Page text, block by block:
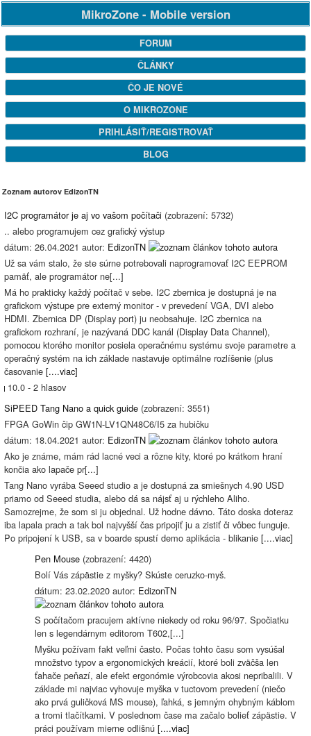
MikroZone - Mobile version
FORUM
ČLÁNKY
ČO JE NOVÉ
O MIKROZONE
PRIHLÁSIŤ/REGISTROVAŤ
BLOG
Zoznam autorov EdizonTN
I2C programátor je aj vo vašom počítači (zobrazení: 5732)
.. alebo programujem cez grafický výstup
dátum: 26.04.2021 autor: EdizonTN
Už sa vám stalo, že ste súrne potrebovali naprogramovať I2C EEPROM
pamäť, ale programátor ne[...]
Má ho prakticky každý počítač v sebe. I2C zbernica je dostupná je na
grafickom výstupe pre externý monitor - v prevedení VGA, DVI alebo
HDMI. Zbernica DP (Display port) ju neobsahuje. I2C zbernica na
grafickom rozhraní, je nazývaná DDC kanál (Display Data Channel),
pomocou ktorého monitor posiela operačnému systému svoje parametre a
operačný systém na ich základe nastavuje optimálne rozlíšenie (plus
časovanie [....viac]
10.0 - 2 hlasov
SiPEED Tang Nano a quick guide (zobrazení: 3551)
FPGA GoWin čip GW1N-LV1QN48C6/I5 za hubičku
dátum: 18.04.2021 autor: EdizonTN
Ako je známe, mám rád lacné veci a rôzne kity, ktoré po krátkom hraní
končia ako lapače pr[...]
Tang Nano vyrába Seeed studio a je dostupná za smiešnych 4.90 USD
priamo od Seeed studia, alebo dá sa nájsť aj u rýchleho Aliho.
Samozrejme, že som si ju objednal. Už hodne dávno. Táto doska doteraz
iba lapala prach a tak bol najvyšší čas pripojiť ju a zistiť či vôbec funguje.
Po pripojení k USB, sa v boarde spustí demo aplikácia - blikanie [....viac]
Pen Mouse (zobrazení: 4420)
Bolí Vás zápästie z myšky? Skúste ceruzko-myš.
dátum: 23.02.2020 autor: EdizonTN
S počítačom pracujem aktívne niekedy od roku 96/97. Spočiatku
len s legendárnym editorom T602,[...]
Myšku požívam fakt veľmi často. Počas tohto času som vysúšal
množstvo typov a ergonomických kreácií, ktoré boli zväčša len
ťahače peňazí, ale efekt ergonómie výrobcovia akosi nepribalili. V
základe mi najviac vyhovuje myška v tuctovom prevedení (niečo
ako prvá guličková MS mouse), ľahká, s jemným ohybným káblom
a tromi tlačítkami. V poslednom čase ma začalo bolieť zápästie. V
práci používam mierne odlišnú [....viac]